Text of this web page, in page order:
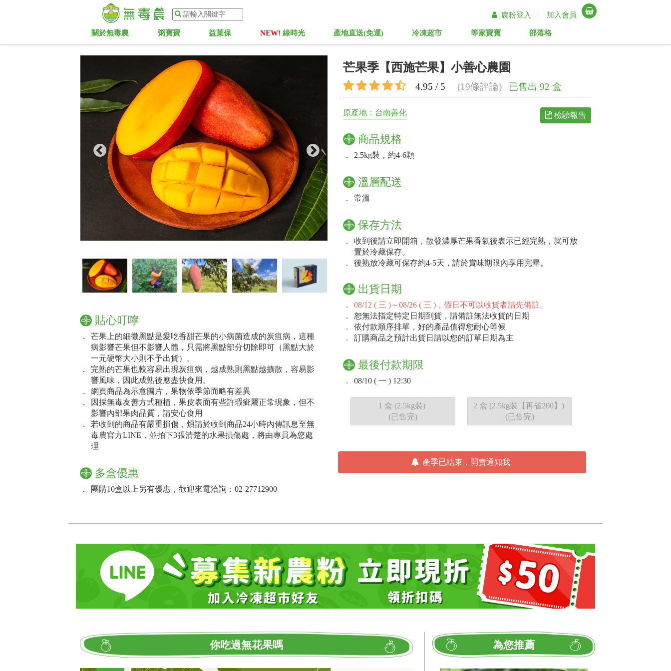
農粉登入 | 加入會員
關於無毒農 粥寶寶 益菓保 NEW! 綠時光 產地直送(免運) 冷凍超市 等家寶寶 部落格
貼心叮嚀
．
芒果上的細微黑點是愛吃香甜芒果的小病菌造成的炭疽病，這種
病影響芒果但不影響人體，只需將黑點部分切除即可（黑點大於
一元硬幣大小則不予出貨）。
．
完熟的芒果也較容易出現炭疽病，越成熟則黑點越擴散，容易影
響風味，因此成熟後應盡快食用。
．
網頁商品為示意圖片，果物依季節而略有差異
．
因採無毒友善方式種植，果皮表面有些許瑕疵屬正常現象，但不
影響內部果肉品質，請安心食用
．
若收到的商品有嚴重損傷，煩請於收到商品24小時內傳訊息至無
毒農官方LINE，並拍下3張清楚的水果損傷處，將由專員為您處
理
多盒優惠
． 團購10盒以上另有優惠，歡迎來電洽詢：02-27712900
芒果季【西施芒果】小善心農園
4.95 / 5 (19條評論) 已售出 92 盒
原產地：台南善化 檢驗報告
商品規格
． 2.5kg裝，約4-6顆
溫層配送
． 常溫
保存方法
．
收到後請立即開箱，散發濃厚芒果香氣後表示已經完熟，就可放
置於冷藏保存。
．
後熟放冷藏可保存約4-5天，請於賞味期限內享用完畢。
出貨日期
．
08/12 ( 三 )～08/26 ( 三 )，假日不可以收貨者請先備註。
．
恕無法指定特定日期到貨，請備註無法收貨的日期
．
依付款順序排單，好的產品值得您耐心等候
．
訂購商品之預計出貨日請以您的訂單日期為主
最後付款期限
． 08/10 ( 一 ) 12:30
1 盒 (2.5kg裝)
(已售完)
2 盒 (2.5kg裝【再省200】)
(已售完)
產季已結束，開賣通知我
你吃過無花果嗎 為您推薦